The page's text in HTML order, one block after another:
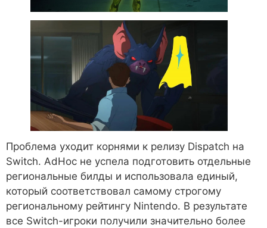
Проблема уходит корнями к релизу Dispatch на
Switch. AdHoc не успела подготовить отдельные
региональные билды и использовала единый,
который соответствовал самому строгому
региональному рейтингу Nintendo. В результате
все Switch-игроки получили значительно более